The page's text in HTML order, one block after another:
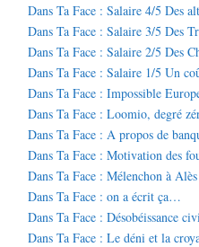
Dans Ta Face : Salaire 4/5 Des
Dans Ta Face : Salaire 3/5 Des
Dans Ta Face : Salaire 2/5 Des
Dans Ta Face : Salaire 1/5 Un
Dans Ta Face : Impossible
Dans Ta Face : Loomio, degré
Dans Ta Face : A propos de
Dans Ta Face : Motivation des
Dans Ta Face : Mélenchon à
Dans Ta Face : on a écrit ça…
Dans Ta Face : Désobéissance
Dans Ta Face : Le déni et la